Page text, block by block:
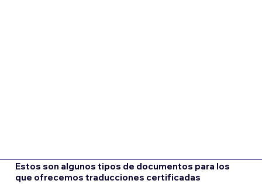
Estos son algunos tipos de documentos para los
que ofrecemos traducciones certificadas